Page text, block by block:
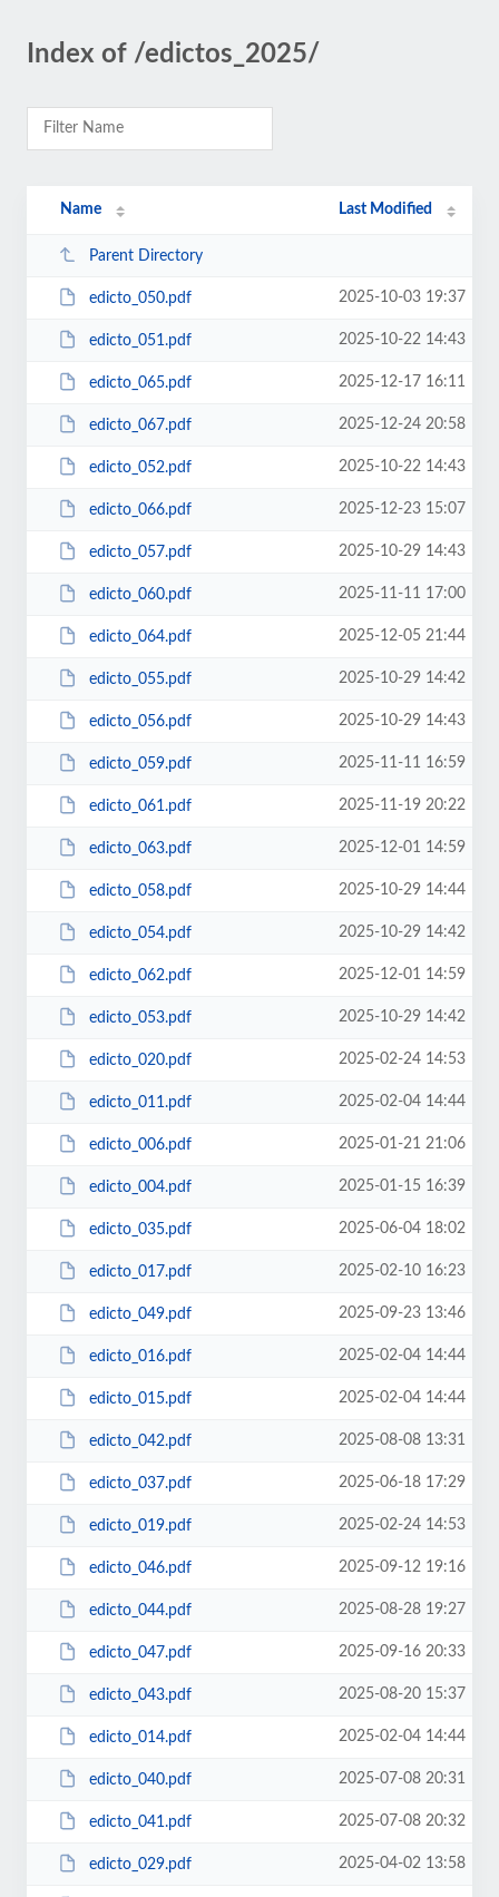
Index of /edictos_2025/
Name Last Modified
Parent Directory
edicto_050.pdf 2025-10-03 19:37
edicto_051.pdf 2025-10-22 14:43
edicto_065.pdf 2025-12-17 16:11
edicto_067.pdf 2025-12-24 20:58
edicto_052.pdf 2025-10-22 14:43
edicto_066.pdf 2025-12-23 15:07
edicto_057.pdf 2025-10-29 14:43
edicto_060.pdf 2025-11-11 17:00
edicto_064.pdf 2025-12-05 21:44
edicto_055.pdf 2025-10-29 14:42
edicto_056.pdf 2025-10-29 14:43
edicto_059.pdf 2025-11-11 16:59
edicto_061.pdf 2025-11-19 20:22
edicto_063.pdf 2025-12-01 14:59
edicto_058.pdf 2025-10-29 14:44
edicto_054.pdf 2025-10-29 14:42
edicto_062.pdf 2025-12-01 14:59
edicto_053.pdf 2025-10-29 14:42
edicto_020.pdf 2025-02-24 14:53
edicto_011.pdf 2025-02-04 14:44
edicto_006.pdf 2025-01-21 21:06
edicto_004.pdf 2025-01-15 16:39
edicto_035.pdf 2025-06-04 18:02
edicto_017.pdf 2025-02-10 16:23
edicto_049.pdf 2025-09-23 13:46
edicto_016.pdf 2025-02-04 14:44
edicto_015.pdf 2025-02-04 14:44
edicto_042.pdf 2025-08-08 13:31
edicto_037.pdf 2025-06-18 17:29
edicto_019.pdf 2025-02-24 14:53
edicto_046.pdf 2025-09-12 19:16
edicto_044.pdf 2025-08-28 19:27
edicto_047.pdf 2025-09-16 20:33
edicto_043.pdf 2025-08-20 15:37
edicto_014.pdf 2025-02-04 14:44
edicto_040.pdf 2025-07-08 20:31
edicto_041.pdf 2025-07-08 20:32
edicto_029.pdf 2025-04-02 13:58